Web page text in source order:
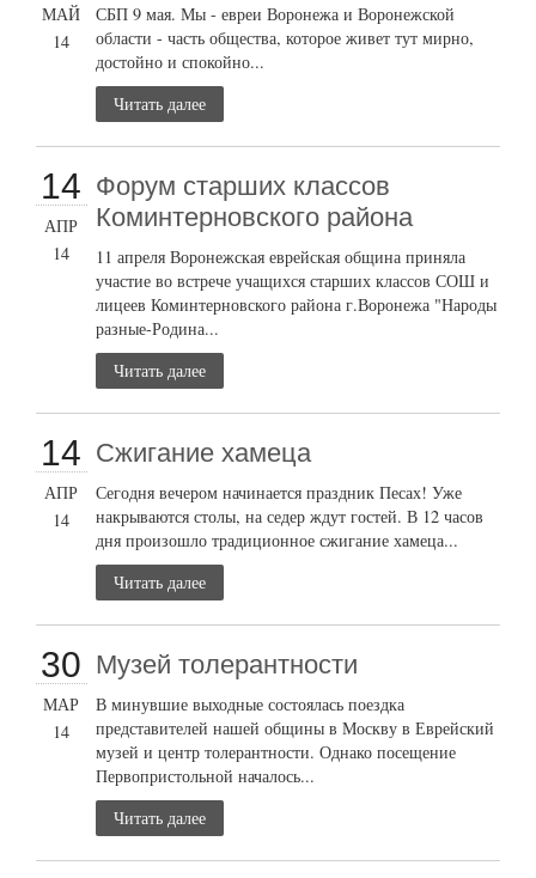
МАЙ
14
СБП 9 мая. Мы - евреи Воронежа и Воронежской
области - часть общества, которое живет тут мирно,
достойно и спокойно...
Читать далее
14
АПР
14
Форум старших классов
Коминтерновского района
11 апреля Воронежская еврейская община приняла
участие во встрече учащихся старших классов СОШ и
лицеев Коминтерновского района г.Воронежа "Народы
разные-Родина...
Читать далее
14
АПР
14
Сжигание хамеца
Сегодня вечером начинается праздник Песах! Уже
накрываются столы, на седер ждут гостей. В 12 часов
дня произошло традиционное сжигание хамеца...
Читать далее
30
МАР
14
Музей толерантности
В минувшие выходные состоялась поездка
представителей нашей общины в Москву в Еврейский
музей и центр толерантности. Однако посещение
Первопристольной началось...
Читать далее